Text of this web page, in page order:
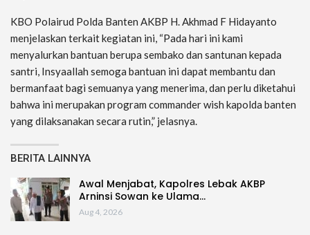
KBO Polairud Polda Banten AKBP H. Akhmad F Hidayanto
menjelaskan terkait kegiatan ini, “Pada hari ini kami
menyalurkan bantuan berupa sembako dan santunan kepada
santri, Insyaallah semoga bantuan ini dapat membantu dan
bermanfaat bagi semuanya yang menerima, dan perlu diketahui
bahwa ini merupakan program commander wish kapolda banten
yang dilaksanakan secara rutin,” jelasnya.
BERITA LAINNYA
Awal Menjabat, Kapolres Lebak AKBP
Arninsi Sowan ke Ulama…
Aug 4, 2026